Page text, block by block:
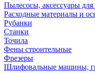
Пылесосы, аксессуары для
Расходные материалы и
Рубанки
Станки
Точила
Фены строительные
Фрезеры
Шлифовальные машины,